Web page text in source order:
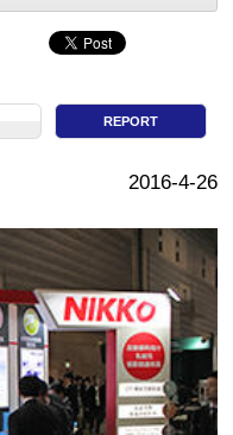
REPORT
2016-4-26